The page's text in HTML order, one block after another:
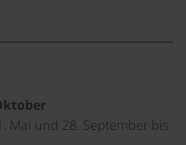
Mai und 28. September bis